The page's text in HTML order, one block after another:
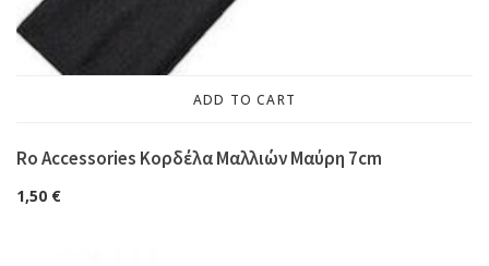
ADD TO CART
Ro Accessories Κορδέλα Μαλλιών Μαύρη 7cm
1,50 €